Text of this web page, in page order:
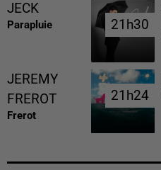
JECK
Parapluie 21h30
21h30
JEREMY
FREROT
Frerot
21h24
21h24